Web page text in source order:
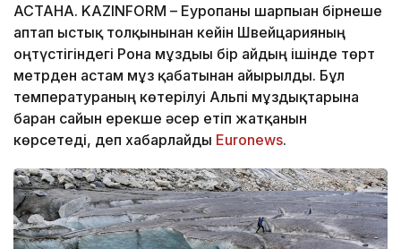
АСТАНА. KAZINFORM – Еуропаны шарпыған бірнеше
аптап ыстық толқынынан кейін Швейцарияның
оңтүстігіндегі Рона мұздығы бір айдың ішінде төрт
метрден астам мұз қабатынан айырылды. Бұл
температураның көтерілуі Альпі мұздықтарына
барған сайын ерекше әсер етіп жатқанын
көрсетеді, деп хабарлайды Еuronews.